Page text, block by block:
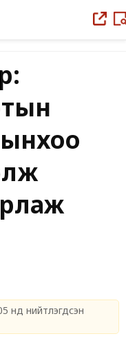
нд нийтлэгдсэн